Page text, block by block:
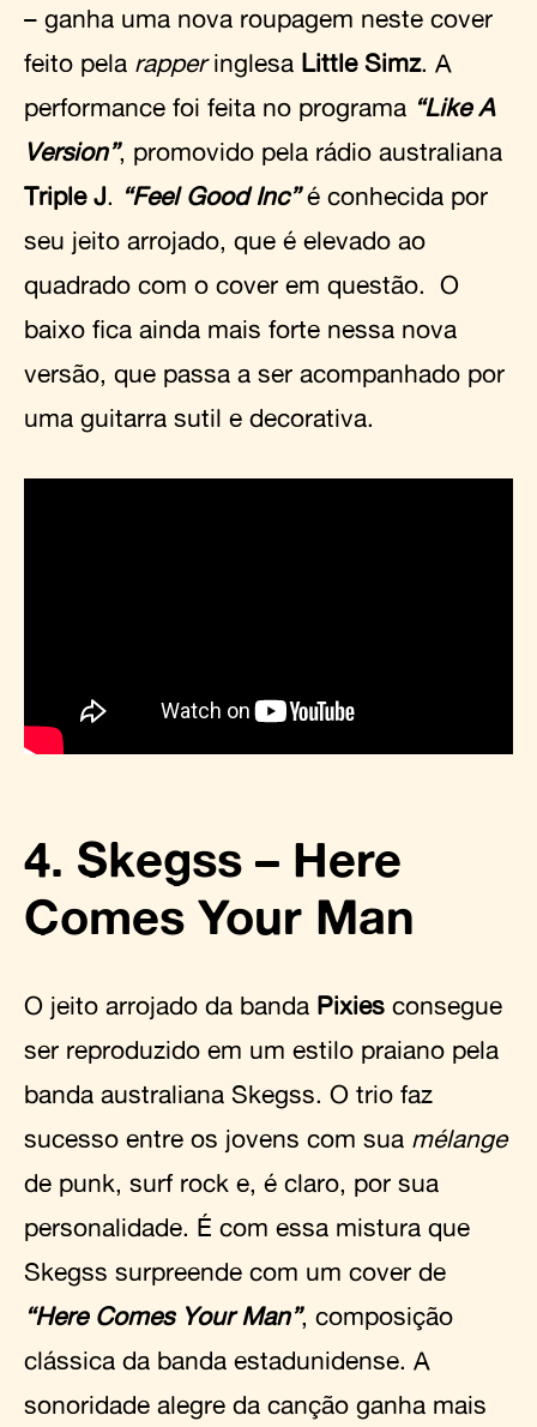
– ganha uma nova roupagem neste cover
feito pela rapperinglesa Little Simz. A
performance foi feita no programa “Like A
Version”, promovido pela rádio australiana
Triple J. “Feel Good Inc”é conhecida por
seu jeito arrojado, que é elevado ao
quadrado com o cover em questão. O
baixo fica ainda mais forte nessa nova
versão, que passa a ser acompanhado por
uma guitarra sutil e decorativa.
4. Skegss – Here
Comes Your Man
O jeito arrojado da banda Pixies consegue
ser reproduzido em um estilo praiano pela
banda australiana Skegss. O trio faz
sucesso entre os jovens com sua mélange
de punk, surf rock e, é claro, por sua
personalidade. É com essa mistura que
Skegss surpreende com um cover de
“Here Comes Your Man”, composição
clássica da banda estadunidense. A
sonoridade alegre da canção ganha mais